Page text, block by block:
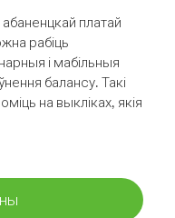
платай
рабіць
і мабільныя
балансу. Такі
на выкліках, якія